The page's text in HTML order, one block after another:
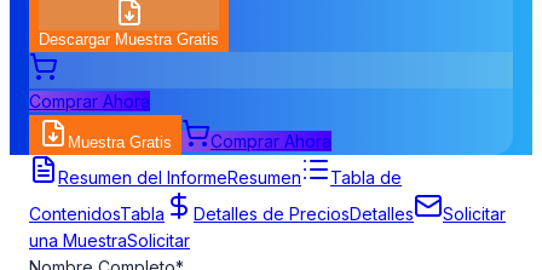
Descargar Muestra Gratis
Comprar Ahora
Muestra Gratis Comprar Ahora
Formulario de Solicitud de Muestra
Resumen del InformeResumen
Tabla de
ContenidosTabla Detalles de PreciosDetalles
Solicitar
una MuestraSolicitar